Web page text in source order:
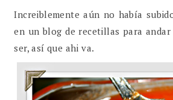
Increiblemente aún no había
en un blog de recetillas para andar
ser, así que ahi va.